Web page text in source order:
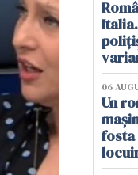
06
Un
fosta